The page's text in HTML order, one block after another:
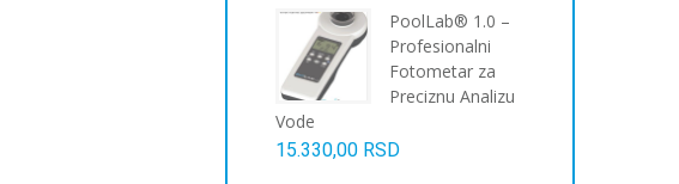
PoolLab® 1.0 –
Profesionalni
Fotometar za
Preciznu Analizu
Vode
15.330,00 RSD